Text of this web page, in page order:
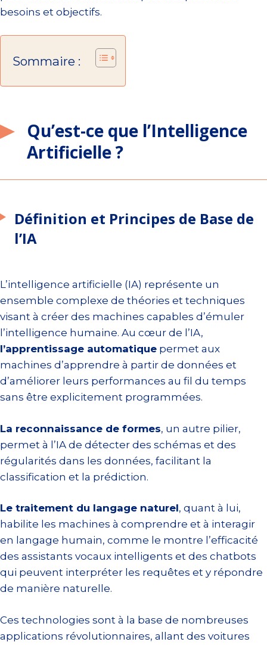
besoins et objectifs.
Sommaire :
Qu’est-ce que l’Intelligence
Artificielle ?
Définition et Principes de Base de
l’IA
L’intelligence artificielle (IA) représente un
ensemble complexe de théories et techniques
visant à créer des machines capables d’émuler
l’intelligence humaine. Au cœur de l’IA,
l’apprentissage automatique permet aux
machines d’apprendre à partir de données et
d’améliorer leurs performances au fil du temps
sans être explicitement programmées.
La reconnaissance de formes, un autre pilier,
permet à l’IA de détecter des schémas et des
régularités dans les données, facilitant la
classification et la prédiction.
Le traitement du langage naturel, quant à lui,
habilite les machines à comprendre et à interagir
en langage humain, comme le montre l’efficacité
des assistants vocaux intelligents et des chatbots
qui peuvent interpréter les requêtes et y répondre
de manière naturelle.
Ces technologies sont à la base de nombreuses
applications révolutionnaires, allant des voitures